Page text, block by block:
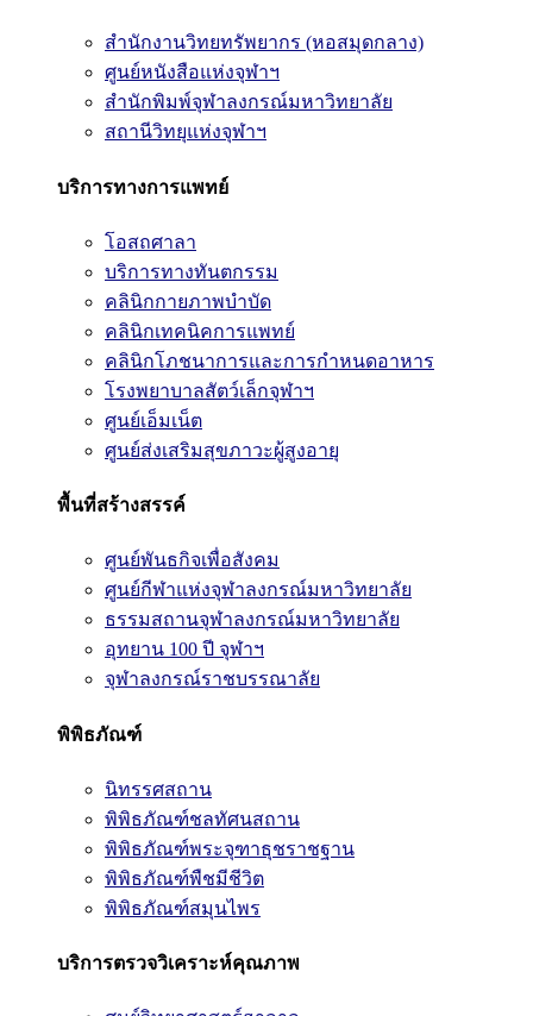
สำนักงานวิทยทรัพยากร (หอสมุดกลาง)
ศูนย์หนังสือแห่งจุฬาฯ
สำนักพิมพ์จุฬาลงกรณ์มหาวิทยาลัย
สถานีวิทยุแห่งจุฬาฯ
บริการทางการแพทย์
โอสถศาลา
บริการทางทันตกรรม
คลินิกกายภาพบำบัด
คลินิกเทคนิคการแพทย์
คลินิกโภชนาการและการกำหนดอาหาร
โรงพยาบาลสัตว์เล็กจุฬาฯ
ศูนย์เอ็มเน็ต
ศูนย์ส่งเสริมสุขภาวะผู้สูงอายุ
พื้นที่สร้างสรรค์
ศูนย์พันธกิจเพื่อสังคม
ศูนย์กีฬาแห่งจุฬาลงกรณ์มหาวิทยาลัย
ธรรมสถานจุฬาลงกรณ์มหาวิทยาลัย
อุทยาน 100 ปี จุฬาฯ
จุฬาลงกรณ์ราชบรรณาลัย
พิพิธภัณฑ์
นิทรรศสถาน
พิพิธภัณฑ์ชลทัศนสถาน
พิพิธภัณฑ์พระจุฑาธุชราชฐาน
พิพิธภัณฑ์พืชมีชีวิต
พิพิธภัณฑ์สมุนไพร
บริการตรวจวิเคราะห์คุณภาพ